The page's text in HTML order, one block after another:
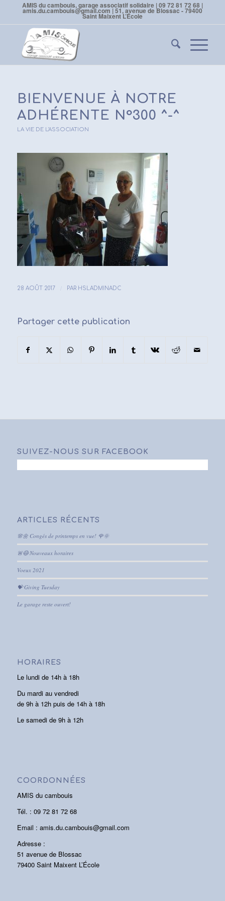
AMIS du cambouis, garage associatif solidaire | 09 72 81 72 68 |
amis.du.cambouis@gmail.com | 51, avenue de Blossac - 79400
Saint Maixent L’École
BIENVENUE À NOTRE
ADHÉRENTE N°300 ^-^
LA VIE DE L'ASSOCIATION
28 AOÛT 2017 PAR HSLADMINADC
Partager cette publication
SUIVEZ-NOUS SUR FACEBOOK
ARTICLES RÉCENTS
🌸🌼 Congés de printemps en vue! 🌹🌞
🚨😷 Nouveaux horaires
Voeux 2021
💝 Giving Tuesday
Le garage reste ouvert!
HORAIRES
Le lundi de 14h à 18h
Du mardi au vendredi
de 9h à 12h puis de 14h à 18h
Le samedi de 9h à 12h
COORDONNÉES
AMIS du cambouis
Tél. : 09 72 81 72 68
Email : amis.du.cambouis@gmail.com
Adresse :
51 avenue de Blossac
79400 Saint Maixent L’École